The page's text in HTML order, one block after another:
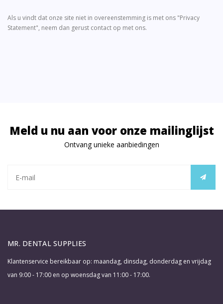
Als u vindt dat onze site niet in overeenstemming is met ons "Privacy
Statement", neem dan gerust contact op met ons.
Meld u nu aan voor onze mailinglijst
Ontvang unieke aanbiedingen
MR. DENTAL SUPPLIES
Klantenservice bereikbaar op: maandag, dinsdag, donderdag en vrijdag
van 9:00 - 17:00 en op woensdag van 11:00 - 17:00.